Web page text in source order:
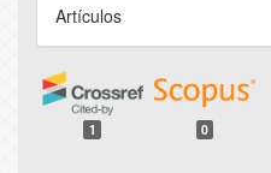
Artículos
1 0